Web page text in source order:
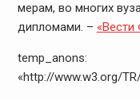
мерам, во многих
дипломами. –
temp_anons:
«http://www.w3.org/